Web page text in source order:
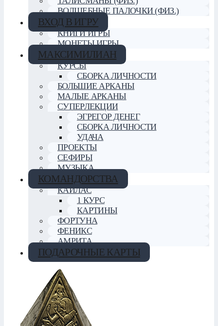
ВОЛШЕБНЫЕ ПАЛОЧКИ (ФИЗ.)
ВХОД В ИГРУ
КНИГИ ИГРЫ
МОНЕТЫ ИГРЫ
МАКСИМИЛИАН
КУРСЫ
СБОРКА ЛИЧНОСТИ
БОЛЬШИЕ АРКАНЫ
МАЛЫЕ АРКАНЫ
СУПЕРЛЕКЦИИ
ЭГРЕГОР ДЕНЕГ
СБОРКА ЛИЧНОСТИ
УДАЧА
ПРОЕКТЫ
СЕФИРЫ
МУЗЫКА
КОМАНДОРСТВА
КАЙЛАС
1 КУРС
КАРТИНЫ
ФОРТУНА
ФЕНИКС
АМРИТА
ПОДАРОЧНЫЕ КАРТЫ